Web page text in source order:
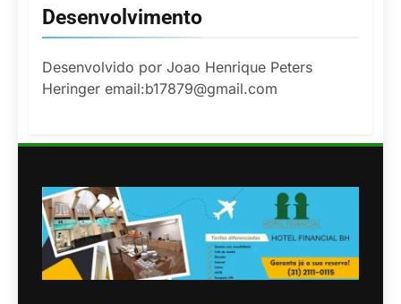
Desenvolvimento
Desenvolvido por Joao Henrique Peters
Heringer email:b17879@gmail.com